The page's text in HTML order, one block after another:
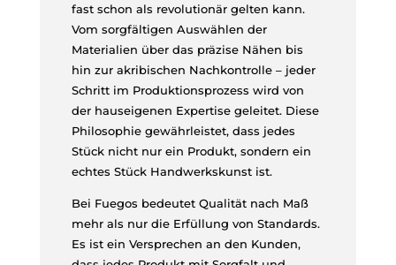
fast schon als revolutionär gelten kann.
Vom sorgfältigen Auswählen der
Materialien über das präzise Nähen bis
hin zur akribischen Nachkontrolle – jeder
Schritt im Produktionsprozess wird von
der hauseigenen Expertise geleitet. Diese
Philosophie gewährleistet, dass jedes
Stück nicht nur ein Produkt, sondern ein
echtes Stück Handwerkskunst ist.
Bei Fuegos bedeutet Qualität nach Maß
mehr als nur die Erfüllung von Standards.
Es ist ein Versprechen an den Kunden,